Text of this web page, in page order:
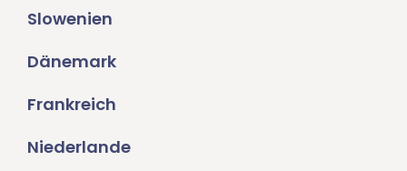
Slowenien
Dänemark
Frankreich
Niederlande